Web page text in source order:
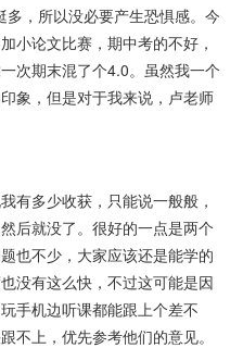
，所以没必要产生恐惧感。今
小论文比赛，期中考的不好，
次期末混了个4.0。虽然我一个
象，但是对于我来说，卢老师
有多少收获，只能说一般般，
后就没了。很好的一点是两个
也不少，大家应该还是能学的
没有这么快，不过这可能是因
手机边听课都能跟上个差不
不上，优先参考他们的意见。